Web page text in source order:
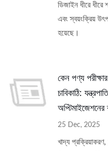
ডিজাইন ধীরে ধীরে
এবং স্বয়ংক্রিয়
হয়েছে।
কেন পণ্য
চাবিকাঠি:
অপ্টিমাইজেশনের
25 Dec, 2025
খাদ্য